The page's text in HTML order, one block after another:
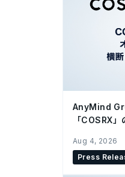
AnyMind
「COSRX
Aug 4, 2026
Press